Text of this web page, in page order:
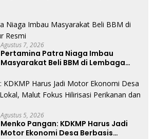
Agustus 7, 2026
Pertamina Patra Niaga Imbau
Masyarakat Beli BBM di Lembaga
Agustus 5, 2026
Menko Pangan: KDKMP Harus Jadi
Motor Ekonomi Desa Berbasis